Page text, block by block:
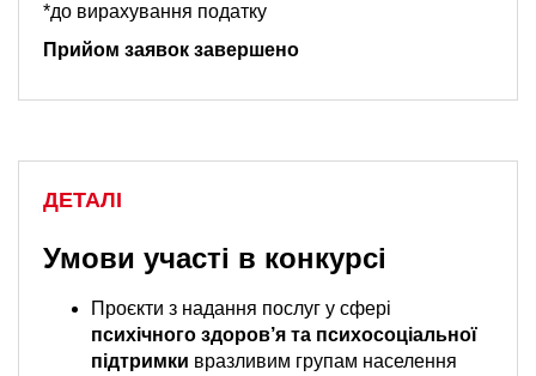
*до вирахування податку
Прийом заявок завершено
ДЕТАЛІ
Умови участі в конкурсі
Проєкти з надання послуг у сфері
психічного здоров’я та психосоціальної
підтримки вразливим групам населення